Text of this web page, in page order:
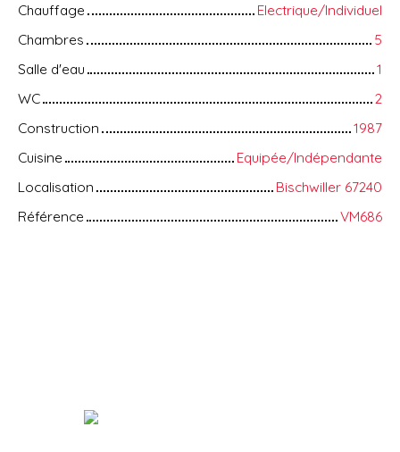
Chauffage
Electrique/Individuel
Chambres
5
Salle d'eau
1
WC
2
Construction
1987
Cuisine
Equipée/Indépendante
Localisation
Bischwiller 67240
Référence
VM686